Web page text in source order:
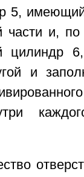
5,
части и,
цилиндр
и